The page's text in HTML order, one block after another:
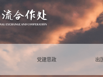
党建思政 出